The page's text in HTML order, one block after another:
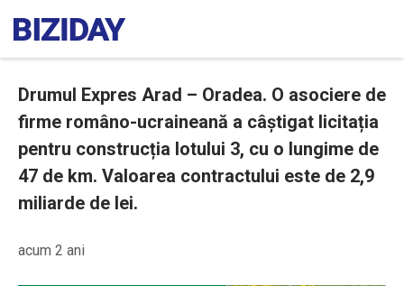
Drumul Expres Arad – Oradea. O asociere de
firme româno-ucraineană a câștigat licitația
pentru construcția lotului 3, cu o lungime de
47 de km. Valoarea contractului este de 2,9
miliarde de lei.
acum 2 ani